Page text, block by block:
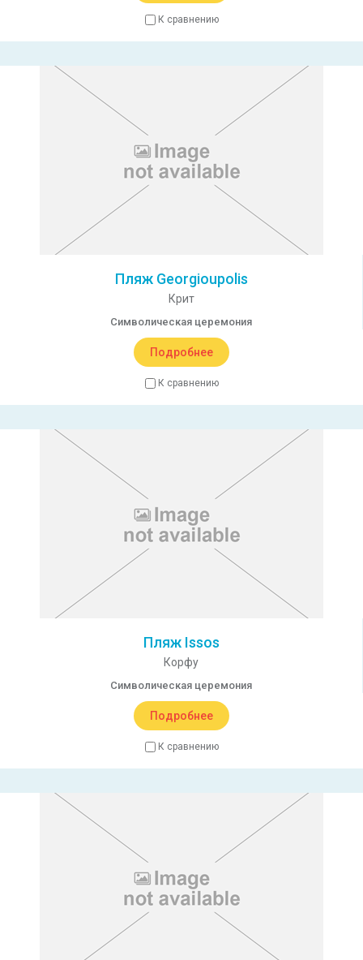
К сравнению
Пляж Georgioupolis
Крит
Символическая церемония
Подробнее
К сравнению
Пляж Issos
Корфу
Символическая церемония
Подробнее
К сравнению